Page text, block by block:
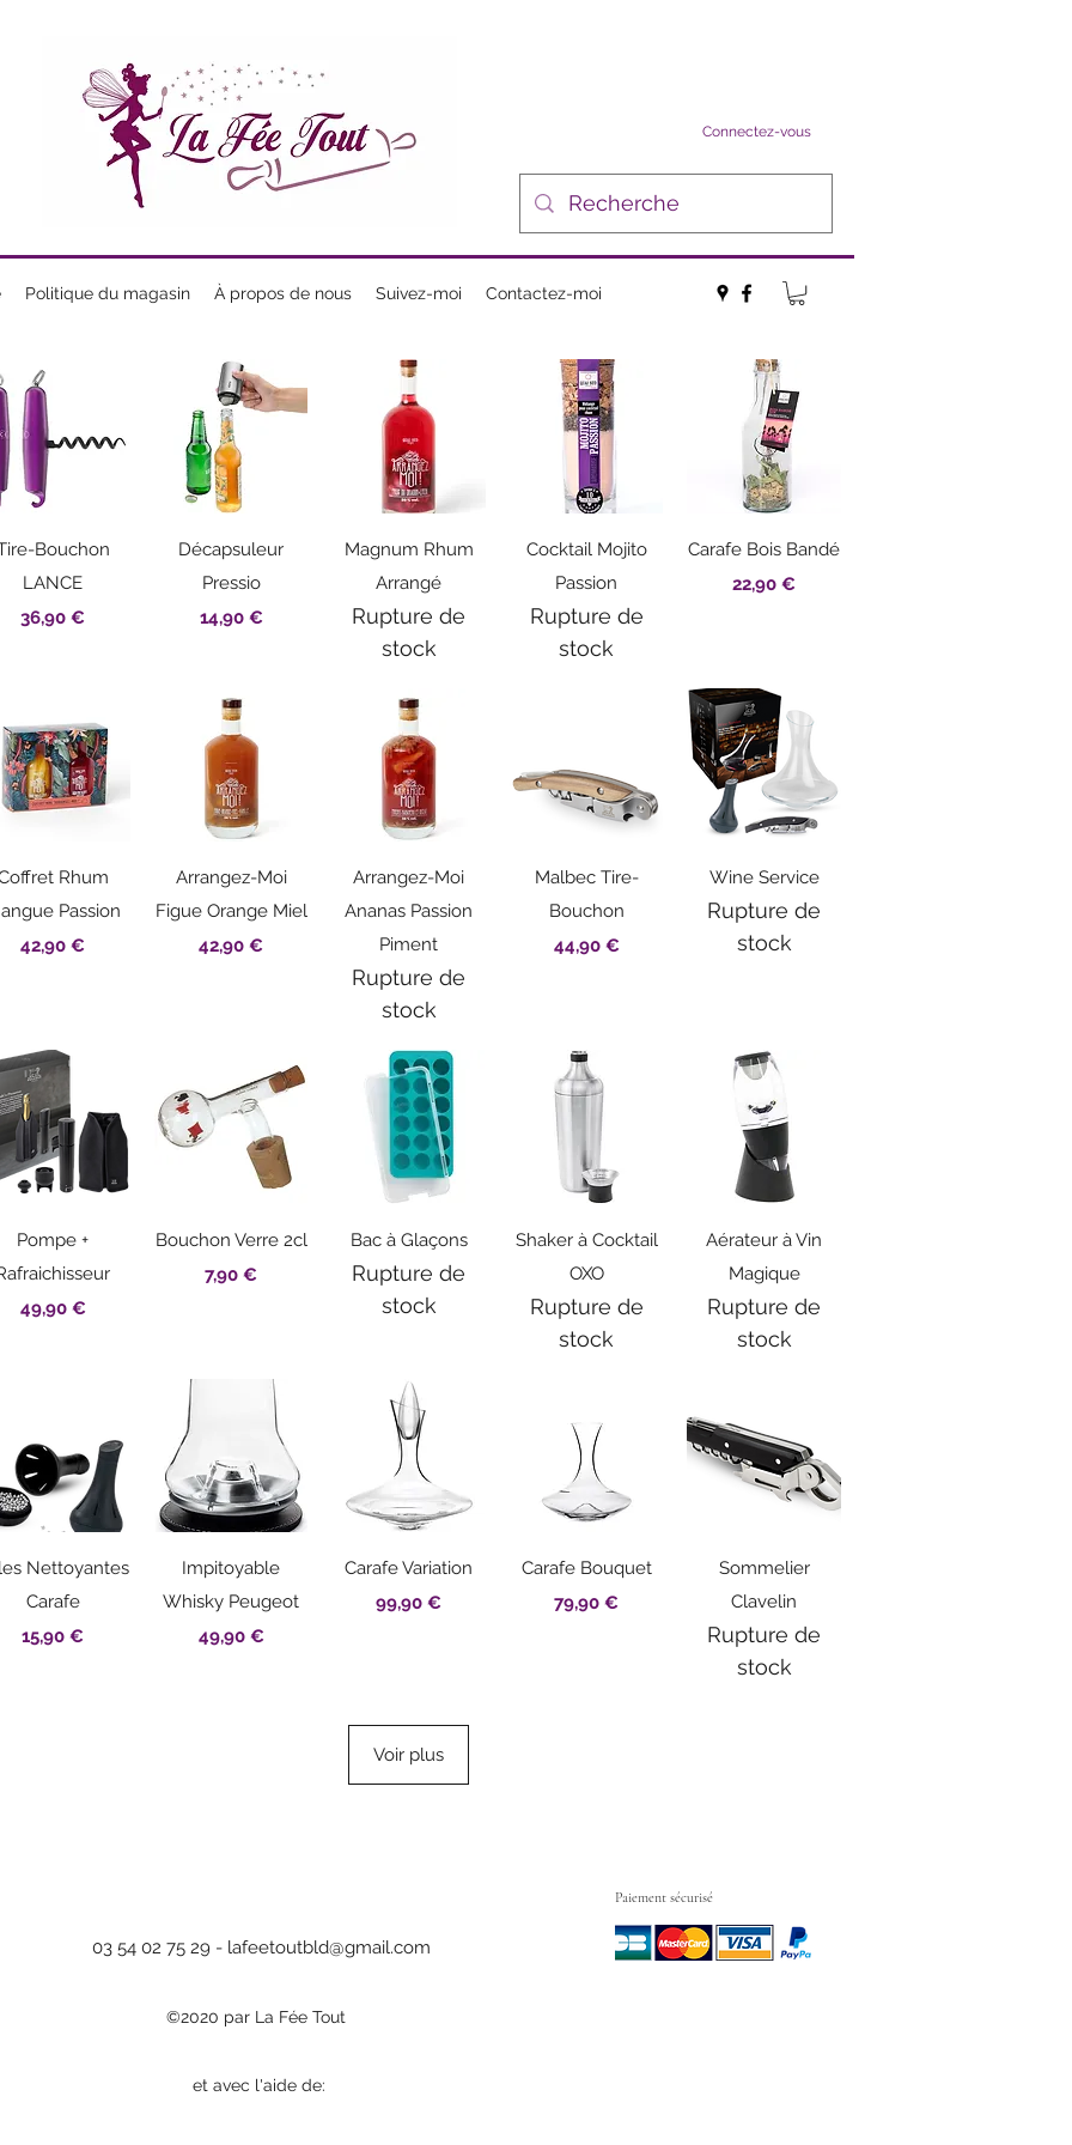
Connectez-vous
Politique du magasin À propos de nous Suivez-moi Contactez-moi
rapide
Bouchon
LANCE
Prix
36,90 €
Aperçu rapide
Décapsuleur
Pressio
Prix
14,90 €
Aperçu rapide
Magnum Rhum
Arrangé
Rupture de
stock
Aperçu rapide
Cocktail Mojito
Passion
Rupture de
stock
Aperçu rapide
Carafe Bois Bandé
Prix
22,90 €
rapide
Rhum
Passion
Prix
42,90 €
Aperçu rapide
Arrangez-Moi
Figue Orange Miel
Prix
42,90 €
Aperçu rapide
Arrangez-Moi
Ananas Passion
Piment
Rupture de
stock
Aperçu rapide
Malbec Tire-
Bouchon
Prix
44,90 €
Aperçu rapide
Wine Service
Rupture de
stock
rapide
Pompe +
Prix
49,90 €
Aperçu rapide
Bouchon Verre 2cl
Prix
7,90 €
Aperçu rapide
Bac à Glaçons
Rupture de
stock
Aperçu rapide
Shaker à Cocktail
OXO
Rupture de
stock
Aperçu rapide
Aérateur à Vin
Magique
Rupture de
stock
rapide
Nettoyantes
Carafe
Prix
15,90 €
Aperçu rapide
Impitoyable
Whisky Peugeot
Prix
49,90 €
Aperçu rapide
Carafe Variation
Prix
99,90 €
Aperçu rapide
Carafe Bouquet
Prix
79,90 €
Aperçu rapide
Sommelier
Clavelin
Rupture de
stock
Voir plus
03 54 02 75 29 - lafeetoutbld@gmail.com
Paiement sécurisé
©2020 par La Fée Tout
et avec l'aide de: